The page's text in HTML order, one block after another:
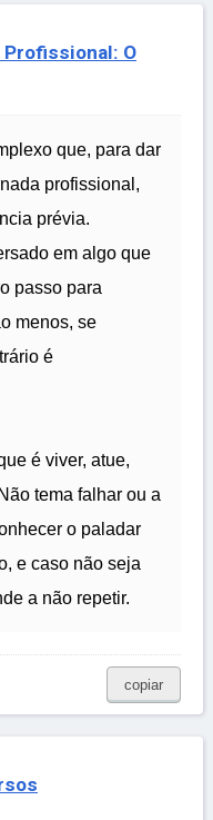
Profissional: O
que, para dar
profissional,
prévia.
em algo que
passo para
menos, se
é
é viver, atue,
tema falhar ou a
o paladar
e caso não seja
a não repetir.
copiar